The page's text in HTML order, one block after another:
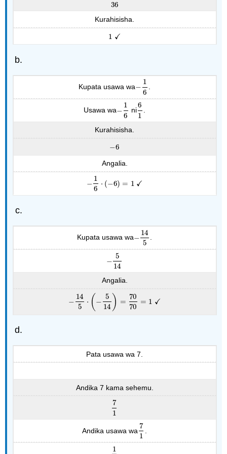
36
Kurahisisha.
1 ✓
1 ✓
Kupata usawa wa−
1
6
−16.
Usawa wa−
1
6
−16 ni
6
1
61.
Kurahisisha.
−6
−6
Angalia.
−
1
6
⋅ (−6) = 1 ✓
−16 ( −6)=1 ✓
Kupata usawa wa−
14
5
−145.
−
5
14
−514
Angalia.
−
14
5
⋅ ( −
5
14 ) =
70
70
= 1 ✓
−145 ( − 514)= 70 70 =1✓
Pata usawa wa 7.
Andika 7 kama sehemu.
7
1
71
Andika usawa wa
7
1
71
1